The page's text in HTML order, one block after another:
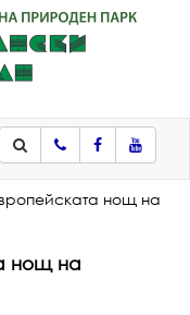
ТелефонFacebook
нощ на
нощ на